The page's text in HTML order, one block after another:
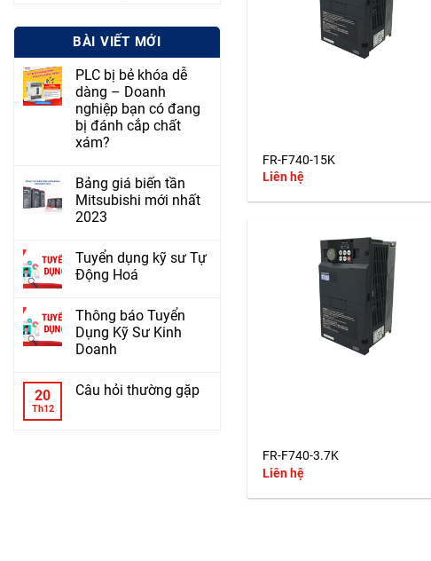
BÀI VIẾT MỚI
PLC bị bẻ khóa dễ
dàng – Doanh
nghiệp bạn có đang
bị đánh cắp chất
xám?
Bảng giá biến tần
Mitsubishi mới nhất
2023
Tuyển dụng kỹ sư Tự
Động Hoá
Thông báo Tuyển
Dụng Kỹ Sư Kinh
Doanh
20
Th12
Câu hỏi thường gặp
FR-F740-15K
Liên hệ
FR-F740-3.7K
Liên hệ